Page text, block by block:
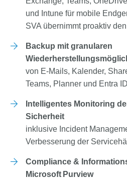
und Intune für mobile
SVA übernimmt proaktiv
Backup mit granularen
von E-Mails, Kalender,
Teams, Planner und Entra ID
Intelligentes Monitoring
Sicherheit
inklusive Incident
Verbesserung der
Compliance &
Microsoft Purview